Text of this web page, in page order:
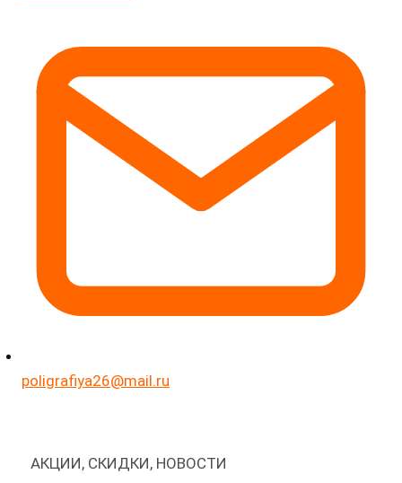
poligrafiya26@mail.ru
АКЦИИ, СКИДКИ, НОВОСТИ